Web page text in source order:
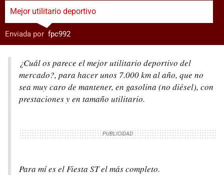
Mejor utilitario deportivo
Enviada por: fpc992
¿Cuál os parece el mejor utilitario deportivo del
mercado?, para hacer unos 7.000 km al año, que no
sea muy caro de mantener, en gasolina (no diésel), con
prestaciones y en tamaño utilitario.
Para mí es el Fiesta ST el más completo.